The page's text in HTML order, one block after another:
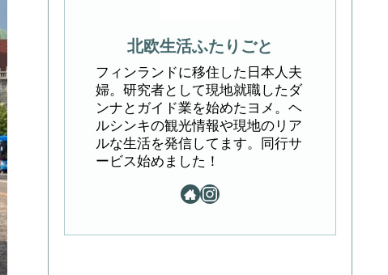
北欧生活ふたりごと
フィンランドに移住した日本人夫
婦。研究者として現地就職したダ
ンナとガイド業を始めたヨメ。ヘ
ルシンキの観光情報や現地のリア
ルな生活を発信してます。同行サ
ービス始めました！